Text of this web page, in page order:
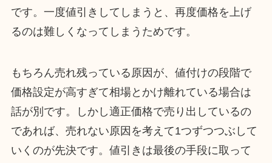
です。一度値引きしてしまうと、再度価格を上げ
るのは難しくなってしまうためです。
もちろん売れ残っている原因が、値付けの段階で
価格設定が高すぎて相場とかけ離れている場合は
話が別です。しかし適正価格で売り出しているの
であれば、売れない原因を考えて1つずつつぶして
いくのが先決です。値引きは最後の手段に取って